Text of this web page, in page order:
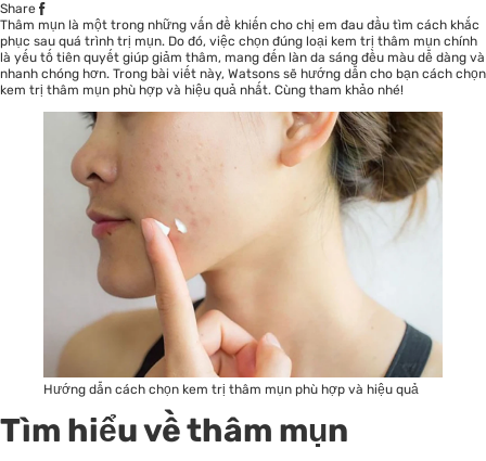
Share
Thâm mụn là một trong những vấn đề khiến cho chị em đau đầu tìm cách khắc
phục sau quá trình trị mụn. Do đó, việc chọn đúng loại kem trị thâm mụn chính
là yếu tố tiên quyết giúp giảm thâm, mang đến làn da sáng đều màu dễ dàng và
nhanh chóng hơn. Trong bài viết này, Watsons sẽ hướng dẫn cho bạn cách chọn
kem trị thâm mụn phù hợp và hiệu quả nhất. Cùng tham khảo nhé!
Hướng dẫn cách chọn kem trị thâm mụn phù hợp và hiệu quả
Tìm hiểu về thâm mụn